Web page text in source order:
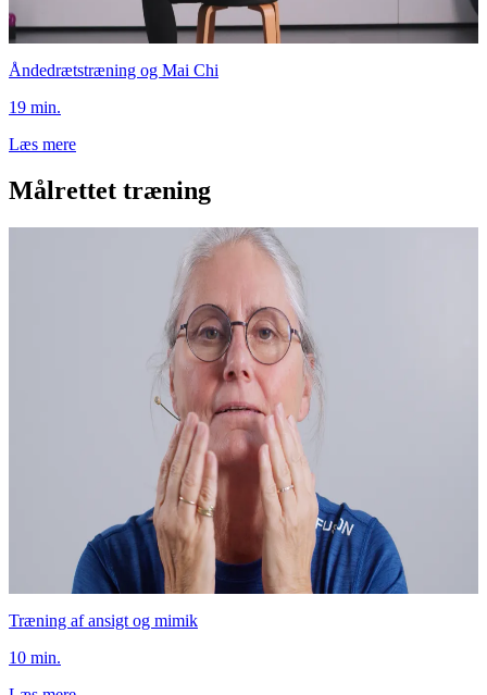
Åndedrætstræning og Mai Chi
19 min.
Læs mere
Målrettet træning
Træning af ansigt og mimik
10 min.